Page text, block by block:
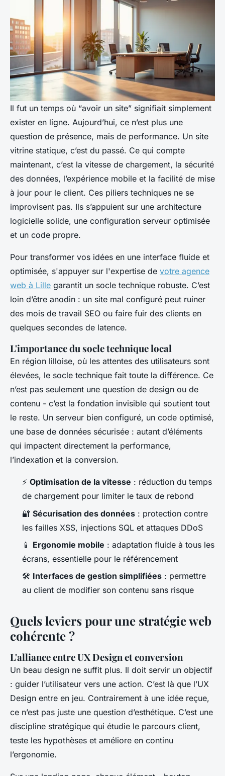
Il fut un temps où “avoir un site” signifiait simplement
exister en ligne. Aujourd’hui, ce n’est plus une
question de présence, mais de performance. Un site
vitrine statique, c’est du passé. Ce qui compte
maintenant, c’est la vitesse de chargement, la sécurité
des données, l’expérience mobile et la facilité de mise
à jour pour le client. Ces piliers techniques ne se
improvisent pas. Ils s’appuient sur une architecture
logicielle solide, une configuration serveur optimisée
et un code propre.
Pour transformer vos idées en une interface fluide et
optimisée, s'appuyer sur l'expertise de votre agence
web à Lille garantit un socle technique robuste. C’est
loin d’être anodin : un site mal configuré peut ruiner
des mois de travail SEO ou faire fuir des clients en
quelques secondes de latence.
L'importance du socle technique local
En région lilloise, où les attentes des utilisateurs sont
élevées, le socle technique fait toute la différence. Ce
n’est pas seulement une question de design ou de
contenu - c’est la fondation invisible qui soutient tout
le reste. Un serveur bien configuré, un code optimisé,
une base de données sécurisée : autant d’éléments
qui impactent directement la performance,
l’indexation et la conversion.
⚡ Optimisation de la vitesse : réduction du temps
de chargement pour limiter le taux de rebond
🔐 Sécurisation des données : protection contre
les failles XSS, injections SQL et attaques DDoS
📱 Ergonomie mobile : adaptation fluide à tous les
écrans, essentielle pour le référencement
🛠️ Interfaces de gestion simplifiées : permettre
au client de modifier son contenu sans risque
Quels leviers pour une stratégie web
cohérente ?
L'alliance entre UX Design et conversion
Un beau design ne suffit plus. Il doit servir un objectif
: guider l’utilisateur vers une action. C’est là que l’UX
Design entre en jeu. Contrairement à une idée reçue,
ce n’est pas juste une question d’esthétique. C’est une
discipline stratégique qui étudie le parcours client,
teste les hypothèses et améliore en continu
l’ergonomie.